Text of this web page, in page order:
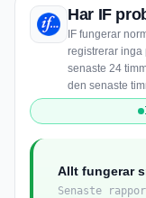
Har IF
IF fungerar
registrerar inga
senaste 24
den senaste
Allt fungerar
Senaste